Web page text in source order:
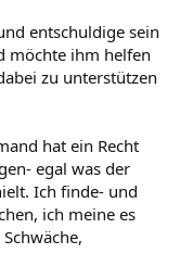
entschuldige sein
möchte ihm helfen
zu unterstützen
hat ein Recht
egal was der
Ich finde- und
ich meine es